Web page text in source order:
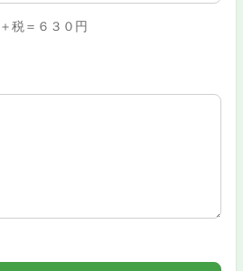
税＝６３０円